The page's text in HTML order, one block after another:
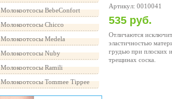
Молокоотсосы BebeConfort
Молокоотсосы Chicco
Молокоотсосы Medela
Молокоотсосы Nuby
Молокоотсосы Ramili
Молокоотсосы Tommee Tippee
Артикул: 0010041
535 руб.
Отличаются
эластичностью
грудью при плоских
трещинах соска.